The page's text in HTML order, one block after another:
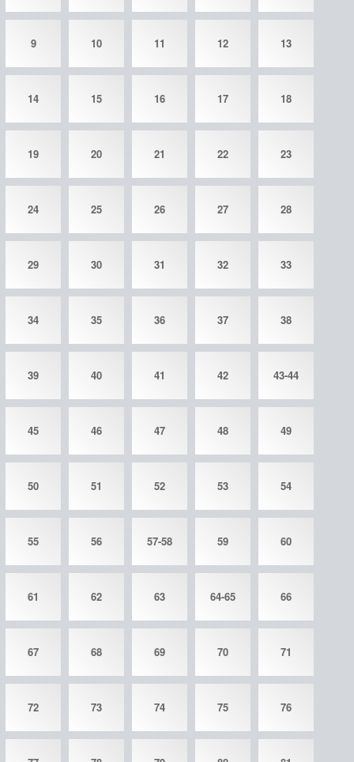
9 10 11 12 13
14 15 16 17 18
19 20 21 22 23
24 25 26 27 28
29 30 31 32 33
34 35 36 37 38
39 40 41 42 43-44
45 46 47 48 49
50 51 52 53 54
55 56 57-58 59 60
61 62 63 64-65 66
67 68 69 70 71
72 73 74 75 76